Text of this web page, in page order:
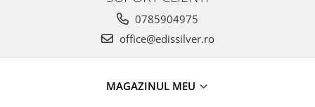
0785904975
office@edissilver.ro
MAGAZINUL MEU